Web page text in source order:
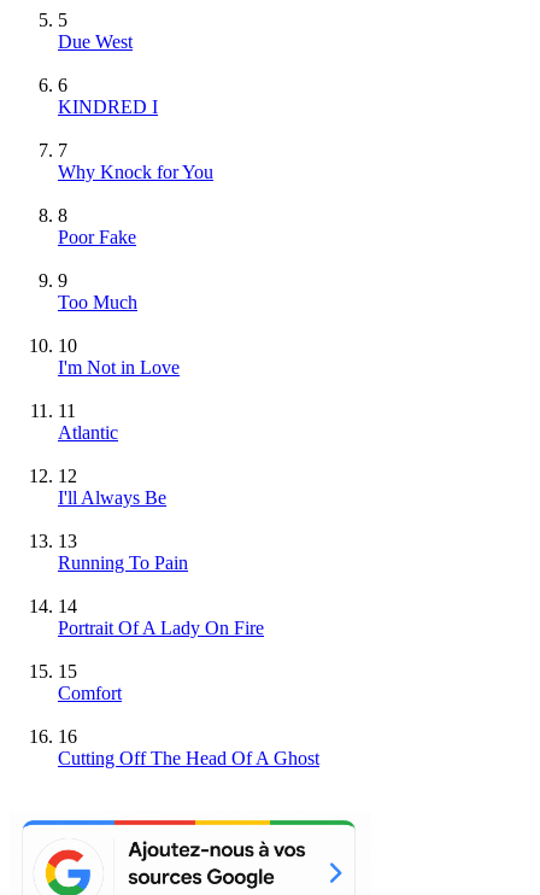
5
Due West
6
KINDRED I
7
Why Knock for You
8
Poor Fake
9
Too Much
10
I'm Not in Love
11
Atlantic
12
I'll Always Be
13
Running To Pain
14
Portrait Of A Lady On Fire
15
Comfort
16
Cutting Off The Head Of A Ghost